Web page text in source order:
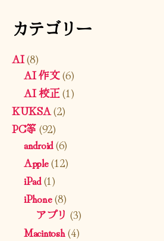
カテゴリー
AI(8)
AI 作文(6)
AI 校正(1)
KUKSA(2)
PC等(92)
android(6)
Apple(12)
iPad(1)
iPhone(8)
アプリ (3)
Macintosh(4)